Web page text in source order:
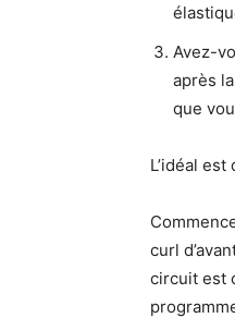
Avez-
après
que
L’idéal
curl
circuit est